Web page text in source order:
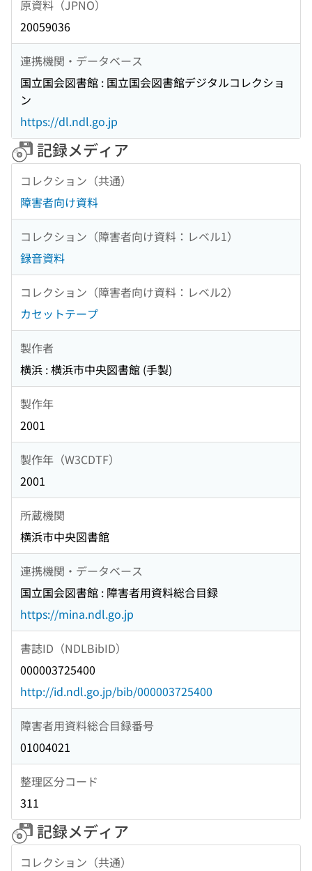
原資料（JPNO）
20059036
連携機関・データベース
国立国会図書館 : 国立国会図書館デジタルコレクショ
ン
https://dl.ndl.go.jp
記録メディア
コレクション（共通）
障害者向け資料
コレクション（障害者向け資料：レベル1）
録音資料
コレクション（障害者向け資料：レベル2）
カセットテープ
製作者
横浜 : 横浜市中央図書館 (手製)
製作年
2001
製作年（W3CDTF）
2001
所蔵機関
横浜市中央図書館
連携機関・データベース
国立国会図書館 : 障害者用資料総合目録
https://mina.ndl.go.jp
書誌ID（NDLBibID）
000003725400
http://id.ndl.go.jp/bib/000003725400
障害者用資料総合目録番号
01004021
整理区分コード
311
記録メディア
コレクション（共通）